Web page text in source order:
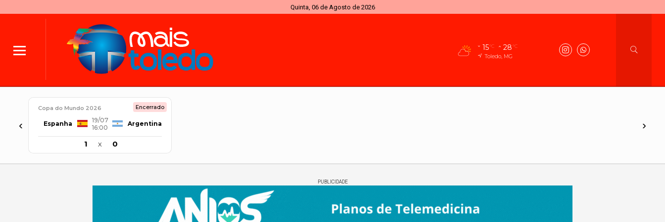
Quinta, 06 de Agosto de 2026
15°C 28°C
Toledo, MG
‹
Copa do Mundo 2026 Encerrado
Espanha
19/07
16:00
Argentina
1 x 0
›
PUBLICIDADE